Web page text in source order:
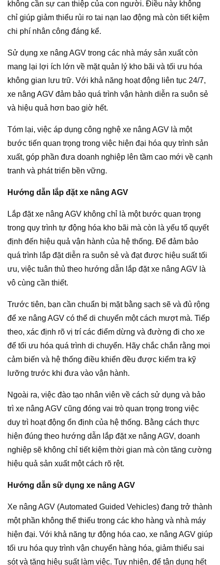
không cần sự can thiệp của con người. Điều này không
chỉ giúp giảm thiểu rủi ro tai nạn lao động mà còn tiết kiệm
chi phí nhân công đáng kể.
Sử dụng xe nâng AGV trong các nhà máy sản xuất còn
mang lại lợi ích lớn về mặt quản lý kho bãi và tối ưu hóa
không gian lưu trữ. Với khả năng hoạt động liên tục 24/7,
xe nâng AGV đảm bảo quá trình vận hành diễn ra suôn sẻ
và hiệu quả hơn bao giờ hết.
Tóm lại, việc áp dụng công nghệ xe nâng AGV là một
bước tiến quan trọng trong việc hiện đại hóa quy trình sản
xuất, góp phần đưa doanh nghiệp lên tầm cao mới về cạnh
tranh và phát triển bền vững.
Hướng dẫn lắp đặt xe nâng AGV
Lắp đặt xe nâng AGV không chỉ là một bước quan trọng
trong quy trình tự động hóa kho bãi mà còn là yếu tố quyết
định đến hiệu quả vận hành của hệ thống. Để đảm bảo
quá trình lắp đặt diễn ra suôn sẻ và đạt được hiệu suất tối
ưu, việc tuân thủ theo hướng dẫn lắp đặt xe nâng AGV là
vô cùng cần thiết.
Trước tiên, bạn cần chuẩn bị mặt bằng sạch sẽ và đủ rộng
để xe nâng AGV có thể di chuyển một cách mượt mà. Tiếp
theo, xác định rõ vị trí các điểm dừng và đường đi cho xe
để tối ưu hóa quá trình di chuyển. Hãy chắc chắn rằng mọi
cảm biến và hệ thống điều khiển đều được kiểm tra kỹ
lưỡng trước khi đưa vào vận hành.
Ngoài ra, việc đào tạo nhân viên về cách sử dụng và bảo
trì xe nâng AGV cũng đóng vai trò quan trọng trong việc
duy trì hoạt động ổn định của hệ thống. Bằng cách thực
hiện đúng theo hướng dẫn lắp đặt xe nâng AGV, doanh
nghiệp sẽ không chỉ tiết kiệm thời gian mà còn tăng cường
hiệu quả sản xuất một cách rõ rệt.
Hướng dẫn sữ dụng xe nâng AGV
Xe nâng AGV (Automated Guided Vehicles) đang trở thành
một phần không thể thiếu trong các kho hàng và nhà máy
hiện đại. Với khả năng tự động hóa cao, xe nâng AGV giúp
tối ưu hóa quy trình vận chuyển hàng hóa, giảm thiểu sai
sót và tăng hiệu suất làm việc. Tuy nhiên, để tận dụng hết